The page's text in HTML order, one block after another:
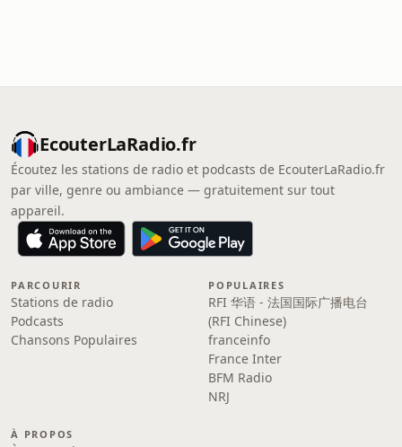
EcouterLaRadio.fr
Écoutez les stations de radio et podcasts de EcouterLaRadio.fr
par ville, genre ou ambiance — gratuitement sur tout
appareil.
PARCOURIR
Stations de radio
Podcasts
Chansons Populaires
POPULAIRES
RFI 华语 - 法国国际广播电台
(RFI Chinese)
franceinfo
France Inter
BFM Radio
NRJ
À PROPOS